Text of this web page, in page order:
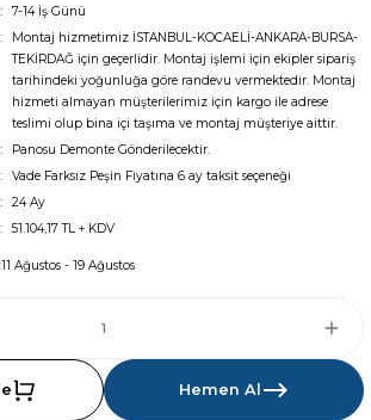
7-14 İş Günü
Montaj hizmetimiz İSTANBUL-KOCAELİ-ANKARA-BURSA-
TEKİRDAĞ için geçerlidir. Montaj işlemi için ekipler sipariş
tarihindeki yoğunluğa göre randevu vermektedir. Montaj
hizmeti almayan müşterilerimiz için kargo ile adrese
teslimi olup bina içi taşıma ve montaj müşteriye aittir.
Panosu Demonte Gönderilecektir.
Vade Farksız Peşin Fiyatına 6 ay taksit seçeneği
24 Ay
51.104,17 TL + KDV
11 Ağustos - 19 Ağustos
Hemen Al